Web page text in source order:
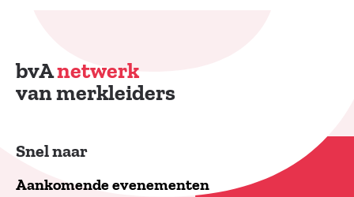
bvAnetwerk
van merkleiders
Snel naar
Aankomende evenementen